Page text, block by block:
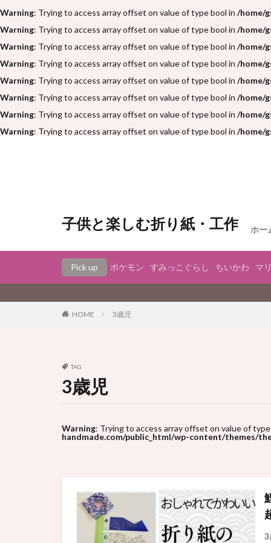
Warning: Trying to access array offset on value of type bool in /home/
Warning: Trying to access array offset on value of type bool in /home/
Warning: Trying to access array offset on value of type bool in /home/
Warning: Trying to access array offset on value of type bool in /home/
Warning: Trying to access array offset on value of type bool in /home/
Warning: Trying to access array offset on value of type bool in /home/
Warning: Trying to access array offset on value of type bool in /home/
Warning: Trying to access array offset on value of type bool in /home/
子供と楽しむ折り紙・工作 ホー
Pick up ポケモン すみっこぐらし ちいかわ マ
HOME 3歳児
TAG
3歳児
Warning: Trying to access array offset on value of
handmade.com/public_html/wp-content/themes/
3